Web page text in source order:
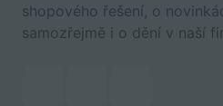
shopového řešení, o
samozřejmě i o dění v naší